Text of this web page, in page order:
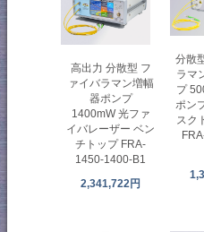
高出力 分散型 フ
ァイバラマン増幅
器ポンプ
1400mW 光ファ
イバレーザー ベン
チトップ FRA-
1450-1400-B1
2,341,722円
分散
ラマ
プ
ポン
スク